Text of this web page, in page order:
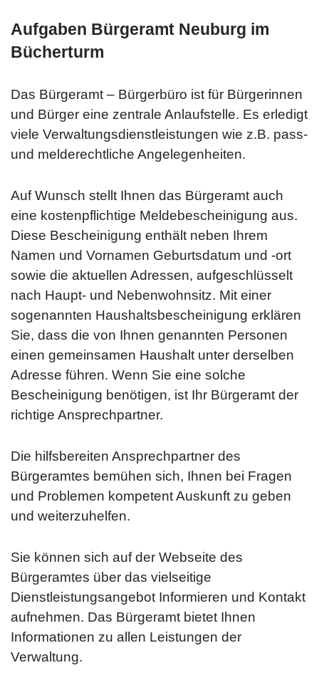
Aufgaben Bürgeramt Neuburg im
Bücherturm
Das Bürgeramt – Bürgerbüro ist für Bürgerinnen
und Bürger eine zentrale Anlaufstelle. Es erledigt
viele Verwaltungsdienstleistungen wie z.B. pass-
und melderechtliche Angelegenheiten.
Auf Wunsch stellt Ihnen das Bürgeramt auch
eine kostenpflichtige Meldebescheinigung aus.
Diese Bescheinigung enthält neben Ihrem
Namen und Vornamen Geburtsdatum und -ort
sowie die aktuellen Adressen, aufgeschlüsselt
nach Haupt- und Nebenwohnsitz. Mit einer
sogenannten Haushaltsbescheinigung erklären
Sie, dass die von Ihnen genannten Personen
einen gemeinsamen Haushalt unter derselben
Adresse führen. Wenn Sie eine solche
Bescheinigung benötigen, ist Ihr Bürgeramt der
richtige Ansprechpartner.
Die hilfsbereiten Ansprechpartner des
Bürgeramtes bemühen sich, Ihnen bei Fragen
und Problemen kompetent Auskunft zu geben
und weiterzuhelfen.
Sie können sich auf der Webseite des
Bürgeramtes über das vielseitige
Dienstleistungsangebot Informieren und Kontakt
aufnehmen. Das Bürgeramt bietet Ihnen
Informationen zu allen Leistungen der
Verwaltung.